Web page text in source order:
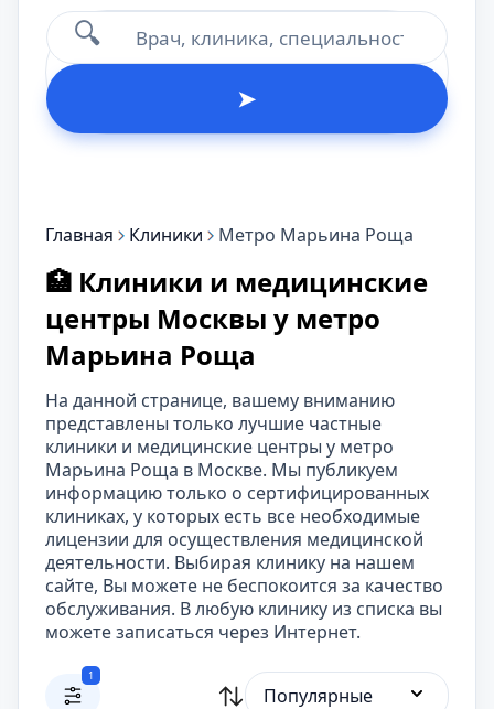
🔍
➤
Главная Клиники Метро Марьина Роща
🏥 Клиники и медицинские
центры Москвы у метро
Марьина Роща
На данной странице, вашему вниманию
представлены только лучшие частные
клиники и медицинские центры у метро
Марьина Роща в Москве. Мы публикуем
информацию только о сертифицированных
клиниках, у которых есть все необходимые
лицензии для осуществления медицинской
деятельности. Выбирая клинику на нашем
сайте, Вы можете не беспокоится за качество
обслуживания. В любую клинику из списка вы
можете записаться через Интернет.
1
Популярные